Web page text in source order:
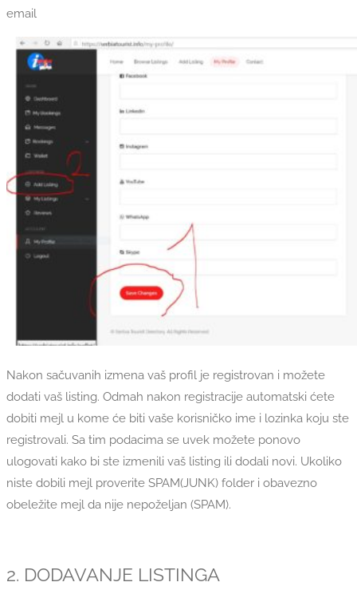
email
Nakon sačuvanih izmena vaš profil je registrovan i možete
dodati vaš listing. Odmah nakon registracije automatski ćete
dobiti mejl u kome će biti vaše korisničko ime i lozinka koju ste
registrovali. Sa tim podacima se uvek možete ponovo
ulogovati kako bi ste izmenili vaš listing ili dodali novi. Ukoliko
niste dobili mejl proverite SPAM(JUNK) folder i obavezno
obeležite mejl da nije nepoželjan (SPAM).
2. DODAVANJE LISTINGA